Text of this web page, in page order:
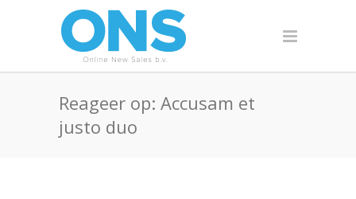
Reageer op: Accusam et
justo duo